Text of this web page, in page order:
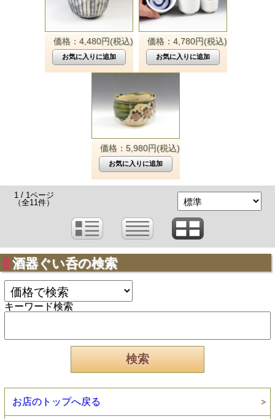
価格：4,480円(税込) 価格：4,780円(税込)
価格：5,980円(税込)
1 / 1ページ
（全11件）
酒器ぐい呑の検索
キーワード検索
お店のトップへ戻る